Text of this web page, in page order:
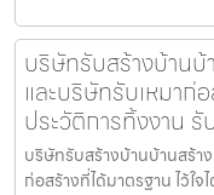
บริษัทรับสร้างบ้านบ้
และบริษัทรับเหมาก่อ
ประวัติการทิ้งงาน รั
บริษัทรับสร้างบ้านบ้านสร้า
ก่อสร้างที่ได้มาตรฐาน ไว้ใจ